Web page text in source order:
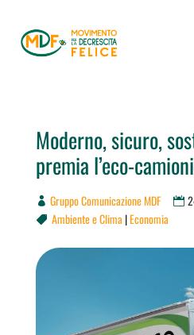
Moderno, sicuro,
premia l’eco-
Gruppo Comunicazione MDF
 Ambiente e Clima |Economia